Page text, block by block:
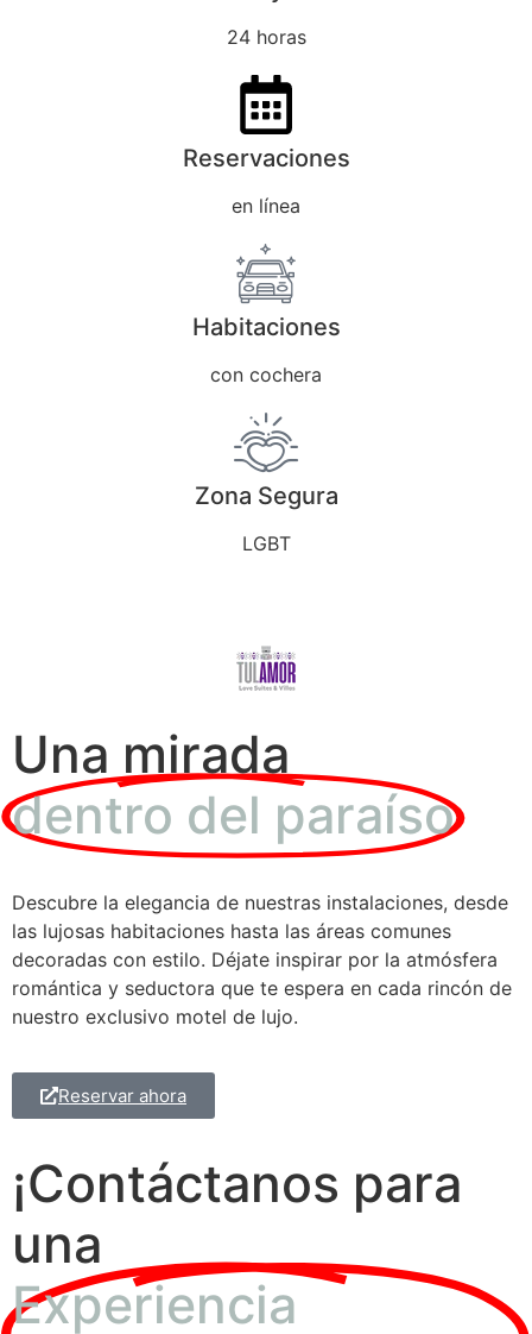
24 horas
Reservaciones
en línea
Habitaciones
con cochera
Zona Segura
LGBT
Una mirada
dentro del paraíso
Descubre la elegancia de nuestras instalaciones, desde
las lujosas habitaciones hasta las áreas comunes
decoradas con estilo. Déjate inspirar por la atmósfera
romántica y seductora que te espera en cada rincón de
nuestro exclusivo motel de lujo.
Reservar ahora
¡Contáctanos para
una
Experiencia